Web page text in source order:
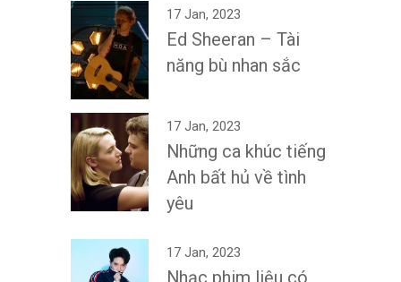
17 Jan, 2023
Ed Sheeran – Tài
năng bù nhan sắc
17 Jan, 2023
Những ca khúc tiếng
Anh bất hủ về tình
yêu
17 Jan, 2023
Nhạc phim liệu có